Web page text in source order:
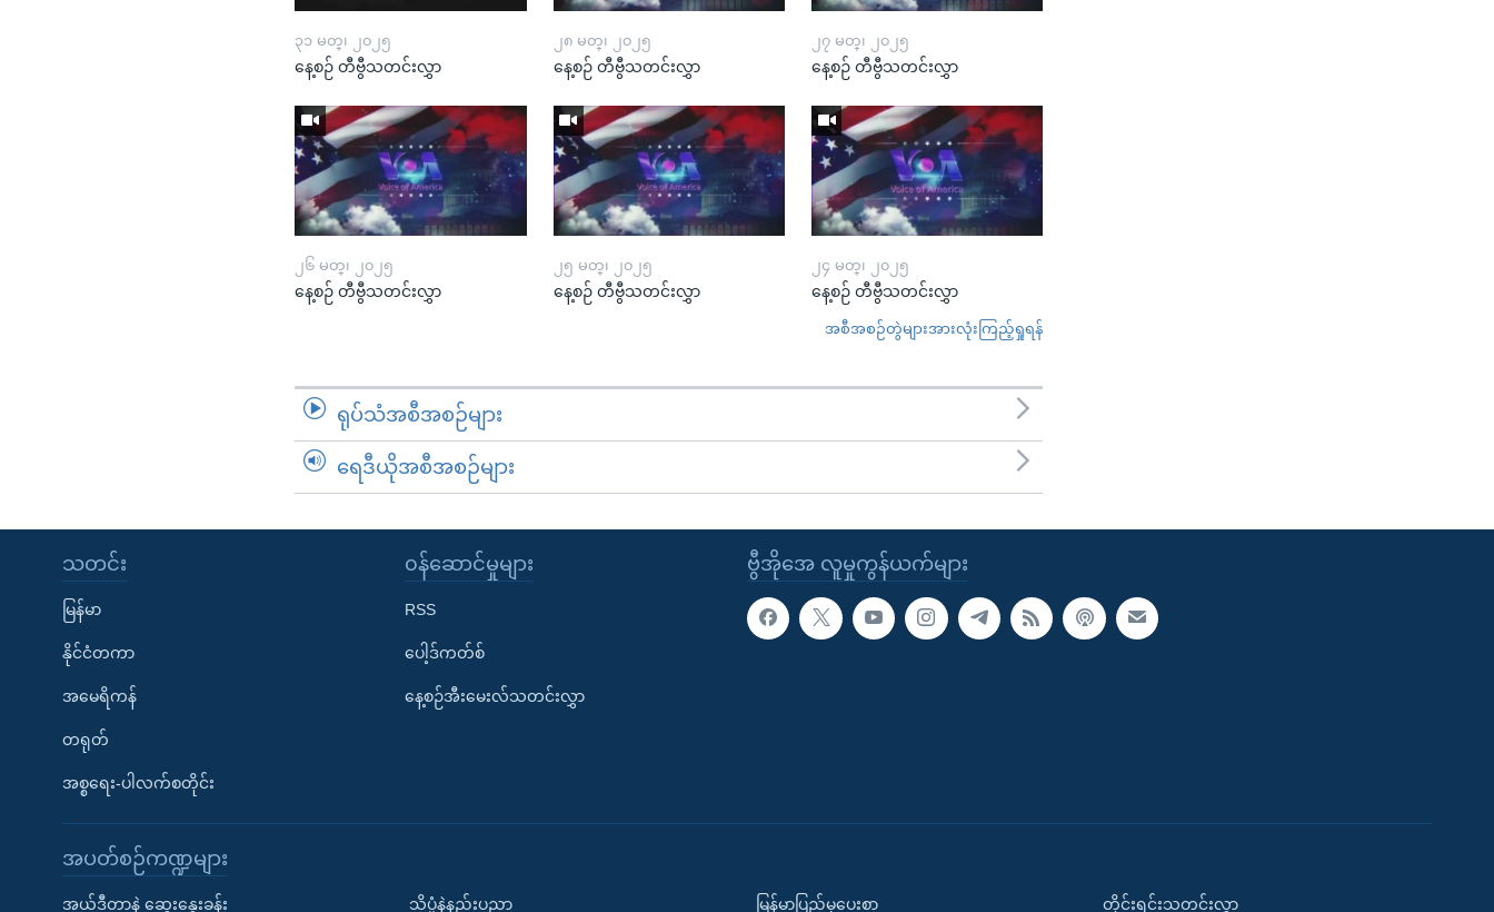
၃၁ မတ္၊ ၂၀၂၅
နေ့စဉ် တီဗွီသတင်းလွှာ
၂၈ မတ္၊ ၂၀၂၅
နေ့စဉ် တီဗွီသတင်းလွှာ
၂၇ မတ္၊ ၂၀၂၅
နေ့စဉ် တီဗွီသတင်းလွှာ
၂၆ မတ္၊ ၂၀၂၅
နေ့စဉ် တီဗွီသတင်းလွှာ
၂၅ မတ္၊ ၂၀၂၅
နေ့စဉ် တီဗွီသတင်းလွှာ
၂၄ မတ္၊ ၂၀၂၅
နေ့စဉ် တီဗွီသတင်းလွှာ
အစီအစဉ်တွဲများအားလုံးကြည့်ရှုရန်
ရုပ်သံအစီအစဉ်များ
ရေဒီယိုအစီအစဉ်များ
ဗွီအိုအေ လူမှုကွန်ယက်များ
သတင်း
မြန်မာ
နိုင်ငံတကာ
အမေရိကန်
တရုတ်
အစ္စရေး-ပါလက်စတိုင်း
၀န်ဆောင်မှုများ
RSS
ပေါ့ဒ်ကတ်စ်
နေ့စဉ်အီးမေးလ်သတင်းလွှာ
အပတ်စဉ်ကဏ္ဍများ
အယ်ဒီတာနဲ့ ဆွေးနွေးခန်း သိပ္ပံနဲ့နည်းပညာ မြန်မာပြည်မှပေးစာ တိုင်းရင်းသတင်းလွှာ